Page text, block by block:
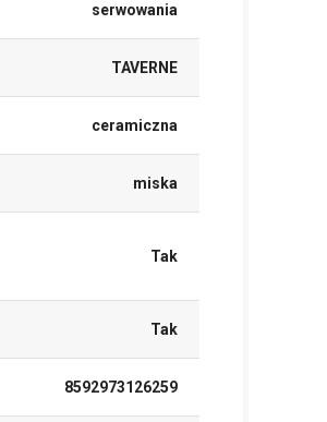
serwowania
TAVERNE
ceramiczna
miska
Tak
Tak
8592973126259